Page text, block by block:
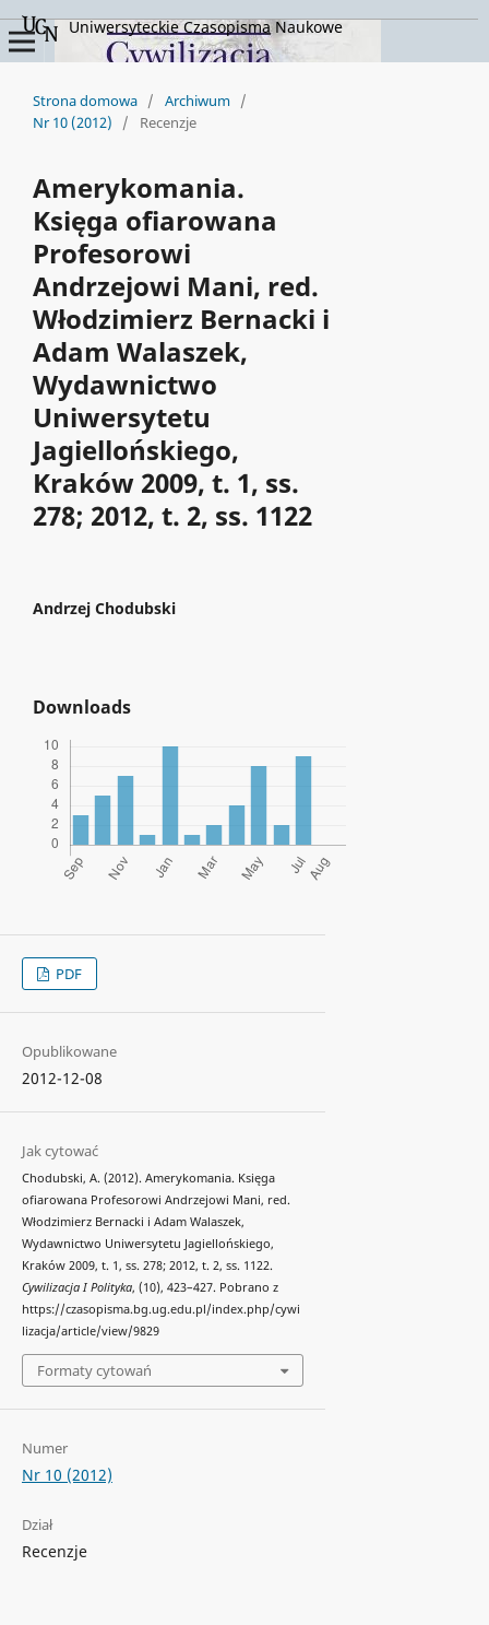
Uniwersyteckie Czasopisma Naukowe
Strona domowa / Archiwum /
Nr 10 (2012)
/ Recenzje
Amerykomania.
Księga ofiarowana
Profesorowi
Andrzejowi Mani, red.
Włodzimierz Bernacki i
Adam Walaszek,
Wydawnictwo
Uniwersytetu
Jagiellońskiego,
Kraków 2009, t. 1, ss.
278; 2012, t. 2, ss. 1122
Andrzej Chodubski
Downloads
PDF
Opublikowane
2012-12-08
Jak cytować
Chodubski, A. (2012). Amerykomania. Księga
ofiarowana Profesorowi Andrzejowi Mani, red.
Włodzimierz Bernacki i Adam Walaszek,
Wydawnictwo Uniwersytetu Jagiellońskiego,
Kraków 2009, t. 1, ss. 278; 2012, t. 2, ss. 1122.
Cywilizacja I Polityka, (10), 423–427. Pobrano z
https://czasopisma.bg.ug.edu.pl/index.php/cywi
lizacja/article/view/9829
Formaty cytowań
Numer
Nr 10 (2012)
Dział
Recenzje